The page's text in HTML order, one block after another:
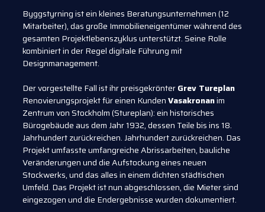
Byggstyrning ist ein kleines Beratungsunternehmen (12
Mitarbeiter), das große Immobilieneigentümer während des
gesamten Projektlebenszyklus unterstützt. Seine Rolle
kombiniert in der Regel digitale Führung mit
Designmanagement.
Der vorgestellte Fall ist ihr preisgekrönterGrev Tureplan
Renovierungsprojekt für einen KundenVasakronanim
Zentrum von Stockholm (Stureplan): ein historisches
Bürogebäude aus dem Jahr 1932, dessen Teile bis ins 18.
Jahrhundert zurückreichen. Jahrhundert zurückreichen. Das
Projekt umfasste umfangreiche Abrissarbeiten, bauliche
Veränderungen und die Aufstockung eines neuen
Stockwerks, und das alles in einem dichten städtischen
Umfeld. Das Projekt ist nun abgeschlossen, die Mieter sind
eingezogen und die Endergebnisse wurden dokumentiert.